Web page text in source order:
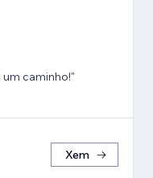
caminho!"
Xem